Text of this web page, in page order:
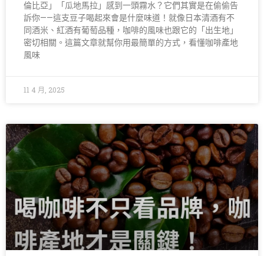
倫比亞」「瓜地馬拉」感到一頭霧水？它們其實是在偷偷告
訴你——這支豆子喝起來會是什麼味道！就像日本清酒有不
同酒米、紅酒有葡萄品種，咖啡的風味也跟它的「出生地」
密切相關。這篇文章就幫你用最簡單的方式，看懂咖啡產地
風味
11 4 月, 2025